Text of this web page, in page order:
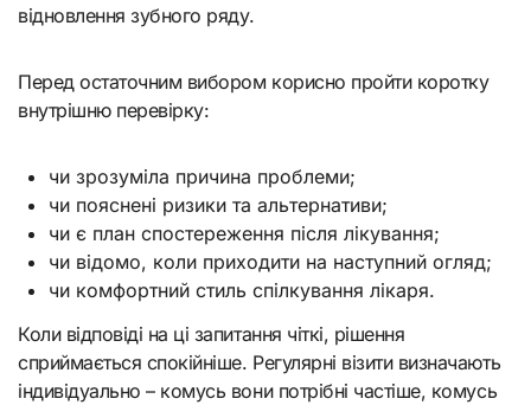
відновлення зубного ряду.
Перед остаточним вибором корисно пройти коротку
внутрішню перевірку:
чи зрозуміла причина проблеми;
чи пояснені ризики та альтернативи;
чи є план спостереження після лікування;
чи відомо, коли приходити на наступний огляд;
чи комфортний стиль спілкування лікаря.
Коли відповіді на ці запитання чіткі, рішення
сприймається спокійніше. Регулярні візити визначають
індивідуально – комусь вони потрібні частіше, комусь